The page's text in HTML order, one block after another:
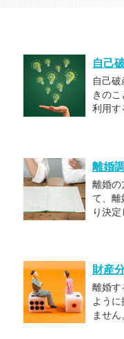
自己
自己
きの
利用す
離婚
離婚の
て、離
り決
財産
離婚す
ように
ませ